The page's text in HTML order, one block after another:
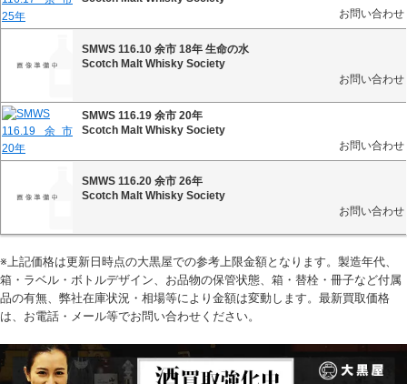
お問い合わせ
SMWS 116.10 余市 18年 生命の水
Scotch Malt Whisky Society
お問い合わせ
SMWS 116.19 余市 20年
Scotch Malt Whisky Society
お問い合わせ
SMWS 116.20 余市 26年
Scotch Malt Whisky Society
お問い合わせ
※上記価格は更新日時点の大黒屋での参考上限金額となります。製造年代、
箱・ラベル・ボトルデザイン、お品物の保管状態、箱・替栓・冊子など付属
品の有無、弊社在庫状況・相場等により金額は変動します。最新買取価格
は、お電話・メール等でお問い合わせください。